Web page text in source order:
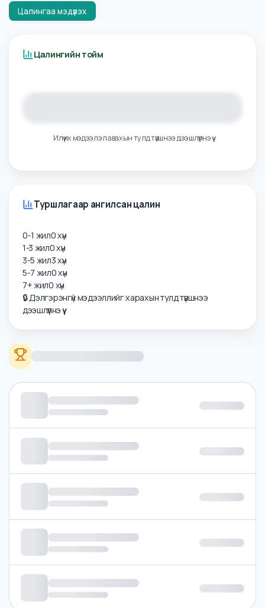
₮ 2.5сая(2.5сая 2.8сая
Илүү их мэдээлэл авахын тулд түвшнээ дээшлүүлнэ үү
Туршлагаар ангилсан цалин
0-1 жил0хүн
1-3 жил0хүн
3-5 жил3хүн
5-7 жил0хүн
дээшлүүлнэ үү